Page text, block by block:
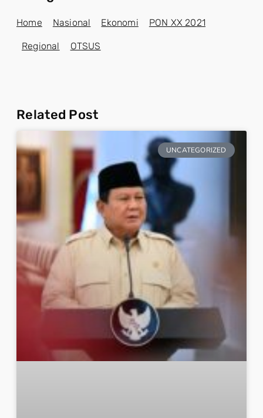
Home Nasional Ekonomi PON XX 2021
Regional OTSUS
Related Post
UNCATEGORIZED